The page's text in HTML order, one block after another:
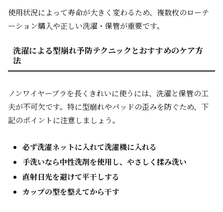
使用状況によって寿命が大きく変わるため、複数枚のローテ
ーション購入や正しい洗濯・保管が重要です。
洗濯による型崩れ予防テクニックとおすすめのケア方
法
ノンワイヤーブラを長くきれいに使うには、洗濯と保管の工
夫が不可欠です。特に型崩れやパッドの歪みを防ぐため、下
記のポイントに注意しましょう。
必ず洗濯ネットに入れて洗濯機に入れる
手洗いなら中性洗剤を使用し、やさしく揉み洗い
直射日光を避けて平干しする
カップの型を整えてから干す